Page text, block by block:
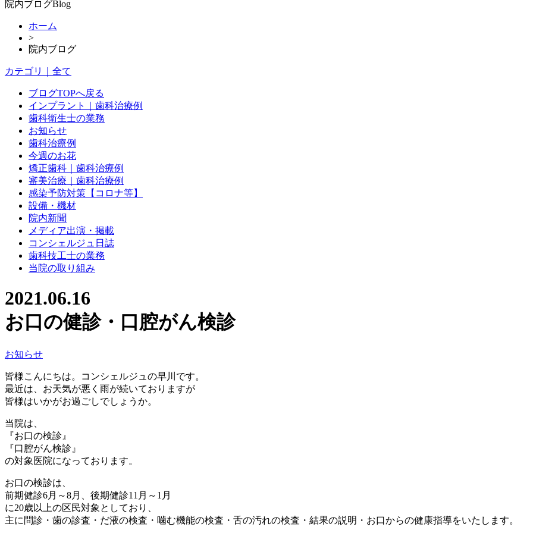
院内ブログBlog
ホーム
>
院内ブログ
カテゴリ｜全て
ブログTOPへ戻る
インプラント｜歯科治療例
歯科衛生士の業務
お知らせ
歯科治療例
今週のお花
矯正歯科｜歯科治療例
審美治療｜歯科治療例
感染予防対策【コロナ等】
設備・機材
院内新聞
メディア出演・掲載
コンシェルジュ日誌
歯科技工士の業務
当院の取り組み
2021.06.16
お口の健診・口腔がん検診
お知らせ
皆様こんにちは。コンシェルジュの早川です。
最近は、お天気が悪く雨が続いておりますが
皆様はいかがお過ごしでしょうか。
当院は、
『お口の検診』
『口腔がん検診』
の対象医院になっております。
お口の検診は、
前期健診6月～8月、後期健診11月～1月
に20歳以上の区民対象としており、
主に問診・歯の診査・だ液の検査・噛む機能の検査・舌の汚れの検査・結果の説明・お口からの健康指導をいたします。